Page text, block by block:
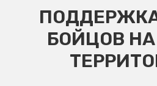
БОЙЦОВ